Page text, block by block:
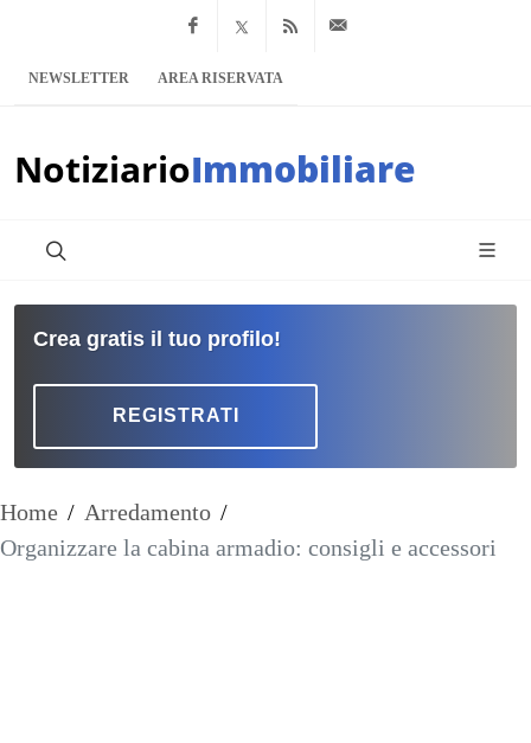
Facebook
x.com Feed RSS
NEWSLETTER AREA RISERVATA
NotiziarioImmobiliare
Crea gratis il tuo profilo!
REGISTRATI
Home / Arredamento /
Organizzare la cabina armadio: consigli e accessori